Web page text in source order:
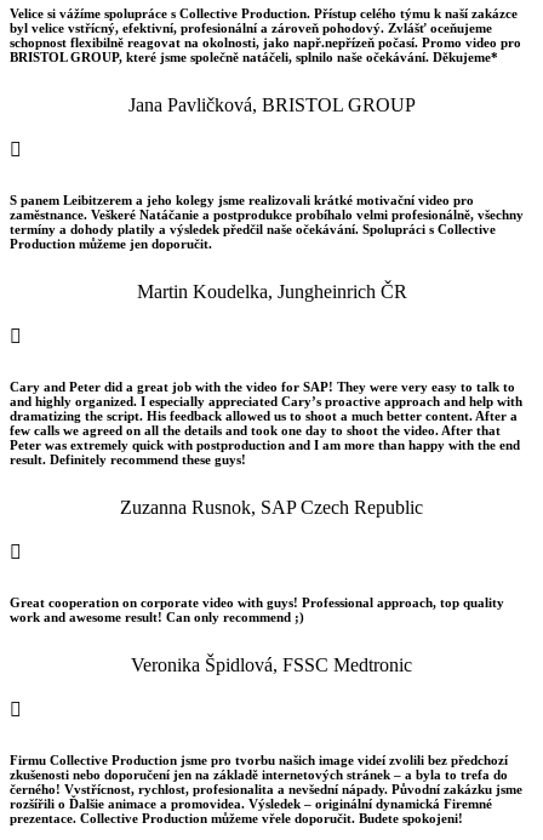
Velice si vážíme spolupráce s Collective Production. Přístup celého týmu k naší zakázce
byl velice vstřícný, efektivní, profesionální a zároveň pohodový. Zvlášť oceňujeme
schopnost flexibilně reagovat na okolnosti, jako např.nepřízeň počasí. Promo video pro
BRISTOL GROUP, které jsme společně natáčeli, splnilo naše očekávání. Děkujeme*
Jana Pavličková, BRISTOL GROUP

S panem Leibitzerem a jeho kolegy jsme realizovali krátké motivační video pro
zaměstnance. Veškeré Natáčanie a postprodukce probíhalo velmi profesionálně, všechny
termíny a dohody platily a výsledek předčil naše očekávání. Spolupráci s Collective
Production můžeme jen doporučit.
Martin Koudelka, Jungheinrich ČR

Cary and Peter did a great job with the video for SAP! They were very easy to talk to
and highly organized. I especially appreciated Cary’s proactive approach and help with
dramatizing the script. His feedback allowed us to shoot a much better content. After a
few calls we agreed on all the details and took one day to shoot the video. After that
Peter was extremely quick with postproduction and I am more than happy with the end
result. Definitely recommend these guys!
Zuzanna Rusnok, SAP Czech Republic

Great cooperation on corporate video with guys! Professional approach, top quality
work and awesome result! Can only recommend ;)
Veronika Špidlová, FSSC Medtronic

Firmu Collective Production jsme pro tvorbu našich image videí zvolili bez předchozí
zkušenosti nebo doporučení jen na základě internetových stránek – a byla to trefa do
černého! Vvstřícnost, rychlost, profesionalita a nevšední nápady. Původní zakázku jsme
rozšířili o Ďalšie animace a promovidea. Výsledek – originální dynamická Firemné
prezentace. Collective Production můžeme vřele doporučit. Budete spokojeni!